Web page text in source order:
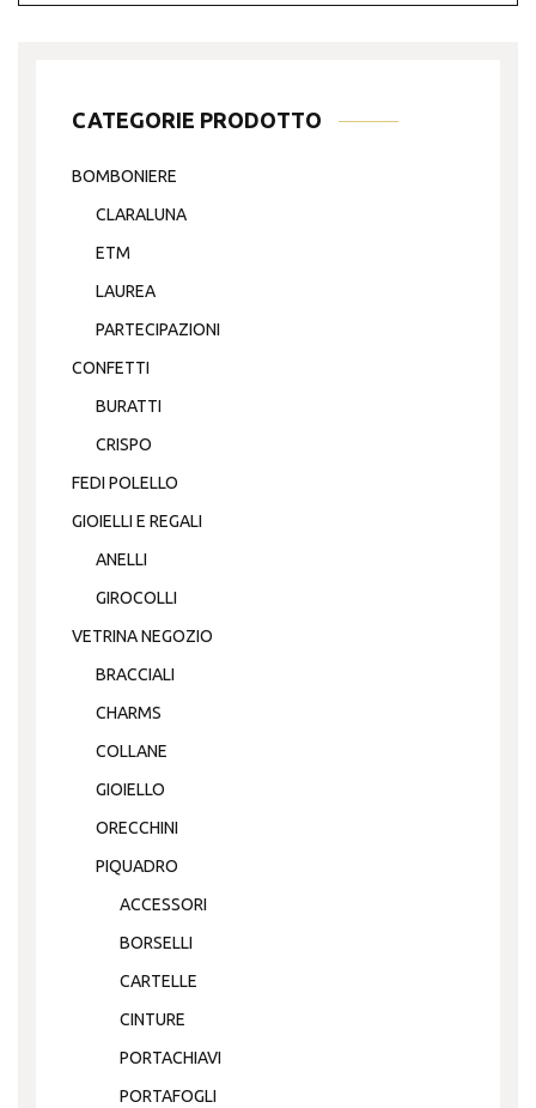
CATEGORIE PRODOTTO
BOMBONIERE
CLARALUNA
ETM
LAUREA
PARTECIPAZIONI
CONFETTI
BURATTI
CRISPO
FEDI POLELLO
GIOIELLI E REGALI
ANELLI
GIROCOLLI
VETRINA NEGOZIO
BRACCIALI
CHARMS
COLLANE
GIOIELLO
ORECCHINI
PIQUADRO
ACCESSORI
BORSELLI
CARTELLE
CINTURE
PORTACHIAVI
PORTAFOGLI